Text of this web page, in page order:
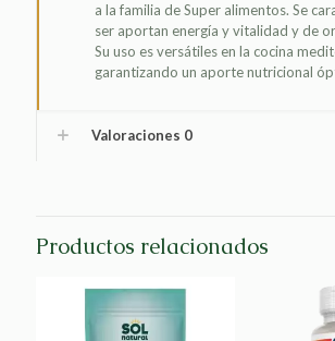
a la familia de Super alimentos. Se
ser aportan energía y vitalidad y de
Su uso es versátiles en la cocina
garantizando un aporte nutricional
Valoraciones 0
Productos relacionados